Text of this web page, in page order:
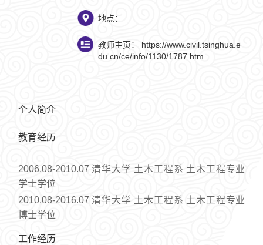
地点：
教师主页： https://www.civil.tsinghua.e
du.cn/ce/info/1130/1787.htm
个人简介
教育经历
2006.08-2010.07 清华大学 土木工程系 土木工程专业
学士学位
2010.08-2016.07 清华大学 土木工程系 土木工程专业
博士学位
工作经历